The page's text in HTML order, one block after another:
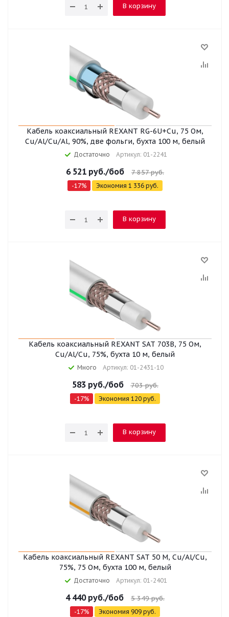
В корзину
Кабель коаксиальный REXANT RG-6U+Cu, 75 Ом,
Cu/Al/Cu/Al, 90%, две фольги, бухта 100 м, белый
Достаточно Артикул: 01-2241
6 521 руб./боб 7 857руб.
-17% Экономия 1 336 руб.
В корзину
Кабель коаксиальный REXANT SAT 703B, 75 Ом,
Cu/Al/Cu, 75%, бухта 10 м, белый
Много Артикул: 01-2431-10
583руб./боб 703руб.
-17% Экономия 120 руб.
В корзину
Кабель коаксиальный REXANT SAT 50 M, Cu/Al/Cu,
75%, 75 Ом, бухта 100 м, белый
Достаточно Артикул: 01-2401
4 440руб./боб 5 349руб.
-17% Экономия 909 руб.